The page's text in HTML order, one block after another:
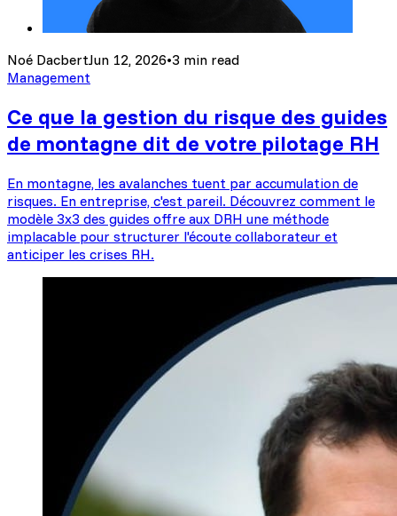
Noé DacbertJun 12, 2026•3 min read
Management
Ce que la gestion du risque des guides
de montagne dit de votre pilotage RH
En montagne, les avalanches tuent par accumulation de
risques. En entreprise, c'est pareil. Découvrez comment le
modèle 3x3 des guides offre aux DRH une méthode
implacable pour structurer l'écoute collaborateur et
anticiper les crises RH.